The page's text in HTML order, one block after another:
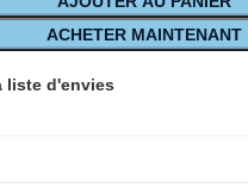
ACHETER MAINTENANT
liste d'envies